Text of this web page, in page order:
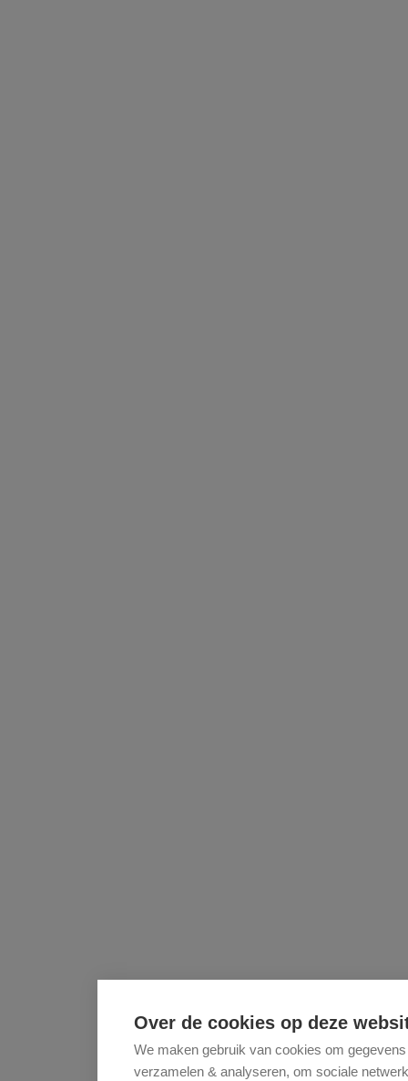
Over de cookies op deze
We maken gebruik van cookies om
verzamelen & analyseren, om sociale